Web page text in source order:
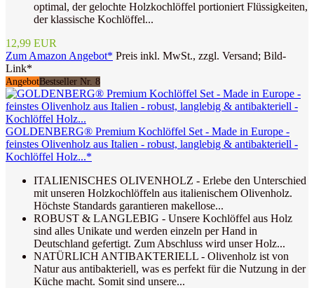
optimal, der gelochte Holzkochlöffel portioniert Flüssigkeiten,
der klassische Kochlöffel...
12,99 EUR
Zum Amazon Angebot* Preis inkl. MwSt., zzgl. Versand; Bild-
Link*
AngebotBestseller Nr. 8
GOLDENBERG® Premium Kochlöffel Set - Made in Europe -
feinstes Olivenholz aus Italien - robust, langlebig & antibakteriell -
Kochlöffel Holz...*
ITALIENISCHES OLIVENHOLZ - Erlebe den Unterschied
mit unseren Holzkochlöffeln aus italienischem Olivenholz.
Höchste Standards garantieren makellose...
ROBUST & LANGLEBIG - Unsere Kochlöffel aus Holz
sind alles Unikate und werden einzeln per Hand in
Deutschland gefertigt. Zum Abschluss wird unser Holz...
NATÜRLICH ANTIBAKTERIELL - Olivenholz ist von
Natur aus antibakteriell, was es perfekt für die Nutzung in der
Küche macht. Somit sind unsere...